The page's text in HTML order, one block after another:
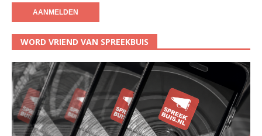
WORD VRIEND VAN SPREEKBUIS